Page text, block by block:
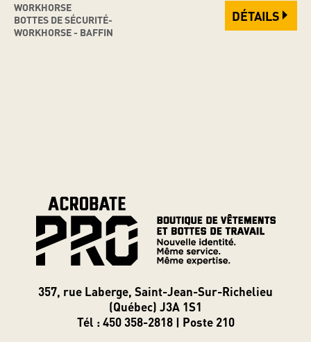
WORKHORSE
BOTTES DE SÉCURITÉ-
WORKHORSE - BAFFIN
DÉTAILS
357, rue Laberge, Saint-Jean-Sur-Richelieu
(Québec) J3A 1S1
Tél : 450 358-2818 | Poste 210